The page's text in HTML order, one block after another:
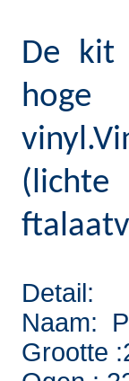
De kit
hoge
Detail:
Naam:
Grootte